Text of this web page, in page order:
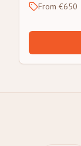
From €650